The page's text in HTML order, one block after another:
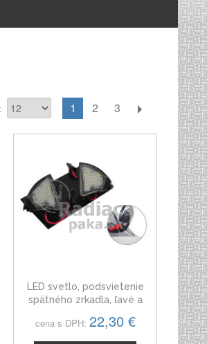
1 2 3
LED svetlo, podsvietenie
spätného zrkadla, ľavé a
cena s DPH: 22,30 €